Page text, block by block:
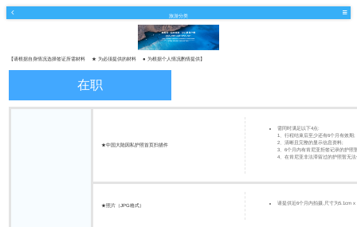
旅游分类
【请根据自身情况选择签证所需材料 ★ 为必须提供的材料 ● 为根据个人情况酌情提供】
在职
★中国大陆因私护照首页扫描件
需同时满足以下4点:
1、行程结束后至少还有6个月有效期;
2、清晰且完整的显示信息资料;
3、6个月内有肯尼亚拒签记录的护照
4、在肯尼亚非法滞留过的护照暂无法
★照片（JPG格式） 请提供近6个月内拍摄,尺寸为5.1cm